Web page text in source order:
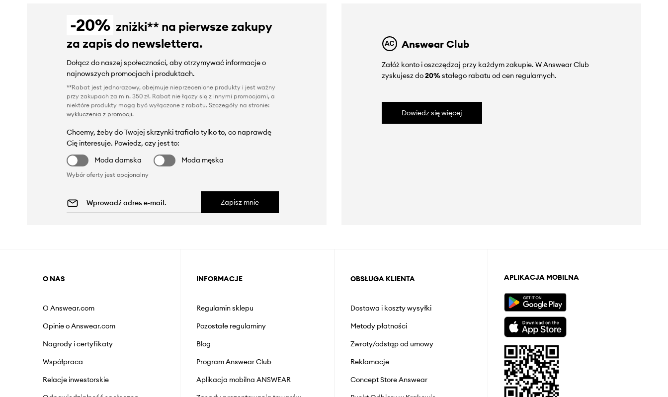
-20% zniżki** na pierwsze zakupy
za zapis do newslettera.
Dołącz do naszej społeczności, aby otrzymywać informacje o
najnowszych promocjach i produktach.
**Rabat jest jednorazowy, obejmuje nieprzecenione produkty i jest ważny
przy zakupach za min. 350 zł. Rabat nie łączy się z innymi promocjami, a
niektóre produkty mogą być wyłączone z rabatu. Szczegóły na stronie:
wykluczenia z promocji.
Chcemy, żeby do Twojej skrzynki trafiało tylko to, co naprawdę
Cię interesuje. Powiedz, czy jest to:
Moda damska
Moda męska
Wybór oferty jest opcjonalny
Zapisz mnie
Answear Club
Załóż konto i oszczędzaj przy każdym zakupie. W Answear Club
zyskujesz do20%stałego rabatu od cen regularnych.
Dowiedz się więcej
O NAS
O Answear.com
Opinie o Answear.com
Nagrody i certyfikaty
Współpraca
Relacje inwestorskie
INFORMACJE
Regulamin sklepu
Pozostałe regulaminy
Blog
Program Answear Club
Aplikacja mobilna ANSWEAR
OBSŁUGA KLIENTA
Dostawa i koszty wysyłki
Metody płatności
Zwroty/odstąp od umowy
Reklamacje
Concept Store Answear
APLIKACJA MOBILNA